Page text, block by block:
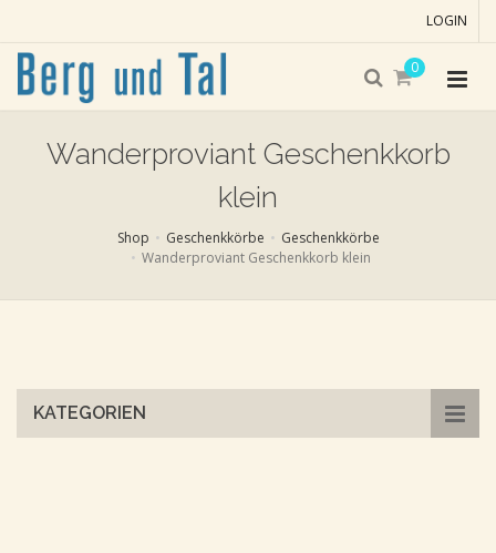
LOGIN
0
Wanderproviant Geschenkkorb
klein
Shop Geschenkkörbe
Geschenkkörbe
Wanderproviant Geschenkkorb klein
KATEGORIEN